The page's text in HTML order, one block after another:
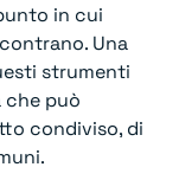
in cui
Una
strumenti
che può
condiviso, di